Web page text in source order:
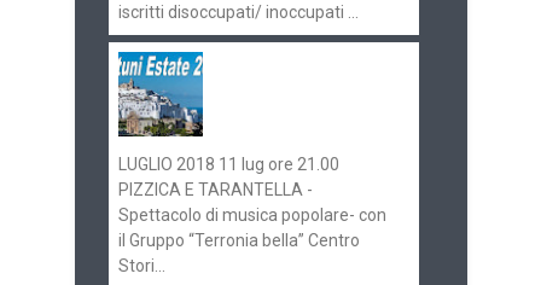
iscritti disoccupati/ inoccupati ...
LUGLIO 2018 11 lug ore 21.00
PIZZICA E TARANTELLA -
Spettacolo di musica popolare- con
il Gruppo “Terronia bella” Centro
Stori...